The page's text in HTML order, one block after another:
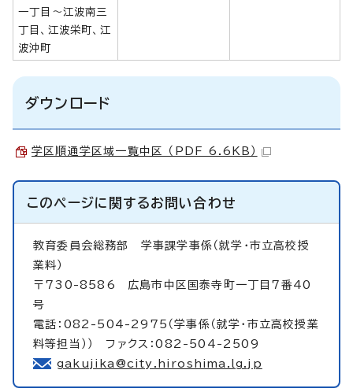
一丁目～江波南三
丁目、江波栄町、江
波沖町
ダウンロード
学区順通学区域一覧中区 （PDF 6.6KB）
このページに関するお問い合わせ
教育委員会総務部 学事課学事係（就学・市立高校授
業料）
〒730-8586 広島市中区国泰寺町一丁目7番40
号
電話：082-504-2975（学事係（就学・市立高校授業
料等担当）） ファクス：082-504-2509
gakujika@city.hiroshima.lg.jp